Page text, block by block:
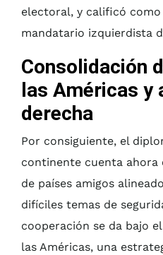
electoral, y calificó
mandatario izquierdista
Consolidación
las Américas y
derecha
Por consiguiente, el
continente cuenta ahora
de países amigos
difíciles temas de
cooperación se da bajo
las Américas, una